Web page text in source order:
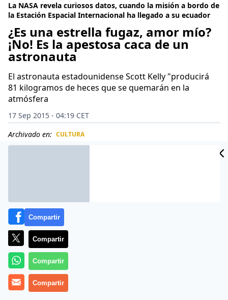
La NASA revela curiosos datos, cuando la misión a bordo de
la Estación Espacial Internacional ha llegado a su ecuador
¿Es una estrella fugaz, amor mío?
¡No! Es la apestosa caca de un
astronauta
El astronauta estadounidense Scott Kelly "producirá
81 kilogramos de heces que se quemarán en la
atmósfera
17 Sep 2015 - 04:19 CET
Archivado en: CULTURA
Compartir
Compartir
Compartir
Compartir